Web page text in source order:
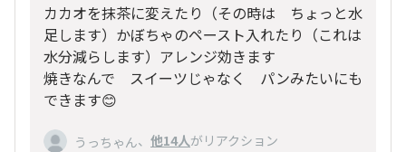
カカオを抹茶に変えたり（その時は ちょっと水
足します）かぼちゃのペースト入れたり（これは
水分減らします）アレンジ効きます
焼きなんで スイーツじゃなく パンみたいにも
できます😊
うっちゃん、 他14人がリアクション